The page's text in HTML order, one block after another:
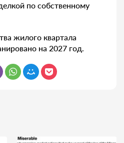
по собственному
жилого квартала
на 2027 год.